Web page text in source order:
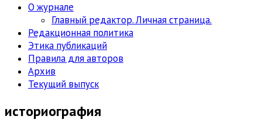
О журнале
Главный редактор. Личная страница.
Редакционная политика
Этика публикаций
Правила для авторов
Архив
Текущий выпуск
историография